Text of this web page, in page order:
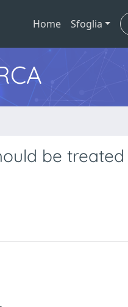
Home Sfoglia
be treated